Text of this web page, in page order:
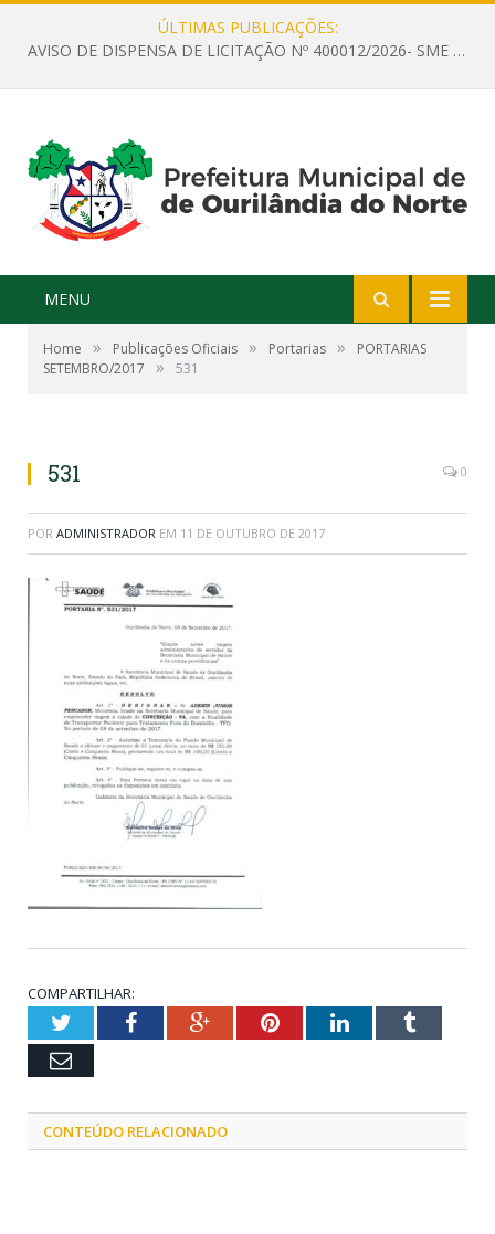
ÚLTIMAS PUBLICAÇÕES:
AVISO DE DISPENSA DE LICITAÇÃO Nº 400012/2026- SME – CONTRATAÇÃO DE EMPRESA ESPECIALIZADA PARA LOCAÇÃO DE ÔNIBUS EXECUTIVO COM CAPACIDADE DE 60 (SESSENTA) POLTRONAS, PARA TRANSPORTAR PROFESSORES RESPONSÁVEIS E ALUNOS PARA BRASÍLIA, COM SAÍDA DIA 10/08/2026 E RETORNO DIA 14/08/2026
MENU
Home » Publicações Oficiais » Portarias »
PORTARIAS
SETEMBRO/2017
» 531
531 0
POR ADMINISTRADOR EM 11 DE OUTUBRO DE 2017
COMPARTILHAR:
TwitterFacebookGoogle+PinterestLinkedInTumblr
Email
CONTEÚDO RELACIONADO